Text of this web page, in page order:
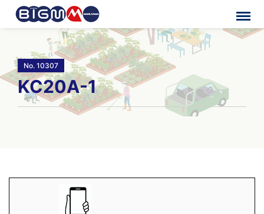
No. 10307
KC20A-1